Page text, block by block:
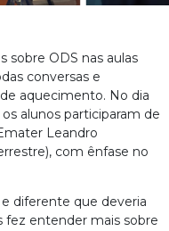
sobre ODS nas aulas
conversas e
aquecimento. No dia
alunos participaram de
Leandro
com ênfase no
diferente que deveria
fez entender mais sobre